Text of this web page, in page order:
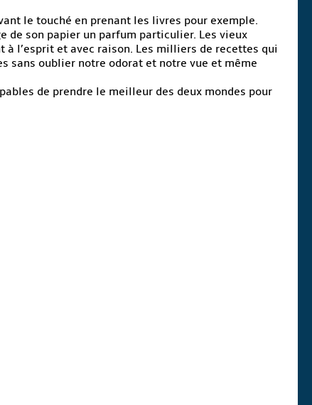
le touché en prenant les livres pour exemple.
de son papier un parfum particulier. Les vieux
l’esprit et avec raison. Les milliers de recettes qui
sans oublier notre odorat et notre vue et même
de prendre le meilleur des deux mondes pour